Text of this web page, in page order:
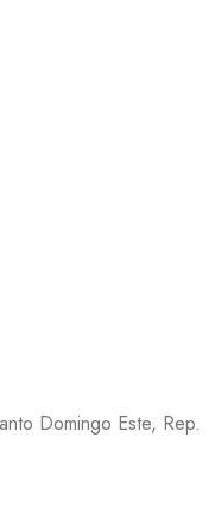
Domingo Este, Rep.